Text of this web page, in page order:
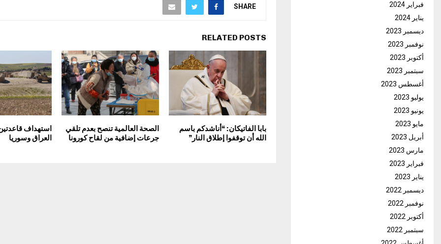
SHARE
RELATED POSTS
بابا الفاتيكان: “أناشدكم باسم
الله أن توقفوا إطلاق النار”
الصحة العالمية تنصح بعدم تلقي
جرعات إضافية من لقاح كورونا
استهداف
العراق وسوريا
فبراير 2024
يناير 2024
ديسمبر 2023
نوفمبر 2023
أكتوبر 2023
سبتمبر 2023
أغسطس 2023
يوليو 2023
يونيو 2023
مايو 2023
أبريل 2023
مارس 2023
فبراير 2023
يناير 2023
ديسمبر 2022
نوفمبر 2022
أكتوبر 2022
سبتمبر 2022